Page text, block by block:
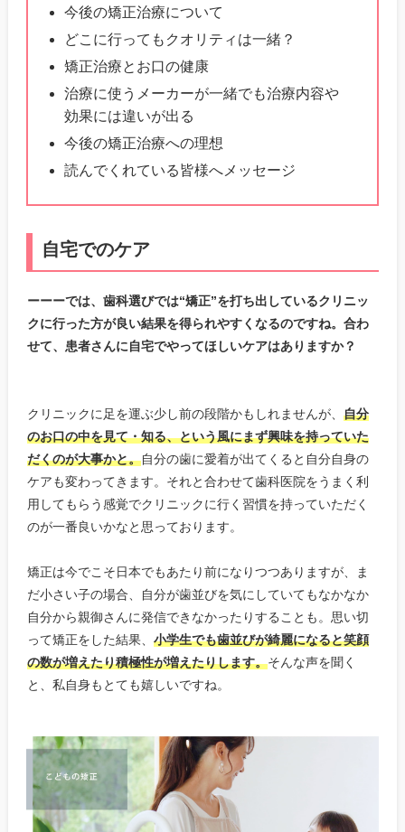
今後の矯正治療について
どこに行ってもクオリティは一緒？
矯正治療とお口の健康
治療に使うメーカーが一緒でも治療内容や
効果には違いが出る
今後の矯正治療への理想
読んでくれている皆様へメッセージ
自宅でのケア
ーーーでは、歯科選びでは“矯正”を打ち出しているクリニッ
クに行った方が良い結果を得られやすくなるのですね。合わ
せて、患者さんに自宅でやってほしいケアはありますか？
クリニックに足を運ぶ少し前の段階かもしれませんが、 自分
のお口の中を見て・知る、という風にまず興味を持っていた
だくのが大事かと。自分の歯に愛着が出てくると自分自身の
ケアも変わってきます。それと合わせて歯科医院をうまく利
用してもらう感覚でクリニックに行く習慣を持っていただく
のが一番良いかなと思っております。
矯正は今でこそ日本でもあたり前になりつつありますが、ま
だ小さい子の場合、自分が歯並びを気にしていてもなかなか
自分から親御さんに発信できなかったりすることも。思い切
って矯正をした結果、 小学生でも歯並びが綺麗になると笑顔
の数が増えたり積極性が増えたりします。そんな声を聞く
と、私自身もとても嬉しいですね。